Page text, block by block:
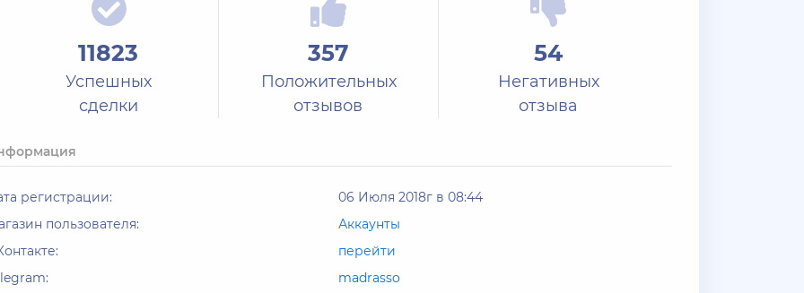
11823
Успешных
сделки
357
Положительных
отзывов
54
Негативных
отзыва
регистрации:
06 Июля 2018г в 08:44
пользователя:
Аккаунты
перейти
madrasso